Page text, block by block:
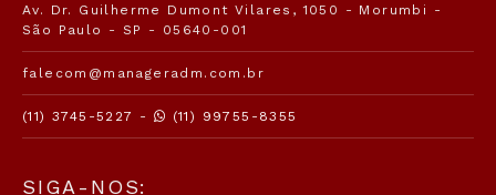
Av. Dr. Guilherme Dumont Vilares, 1050 - Morumbi -
São Paulo - SP - 05640-001
falecom@manageradm.com.br
(11) 3745-5227 - (11) 99755-8355
SIGA-NOS: